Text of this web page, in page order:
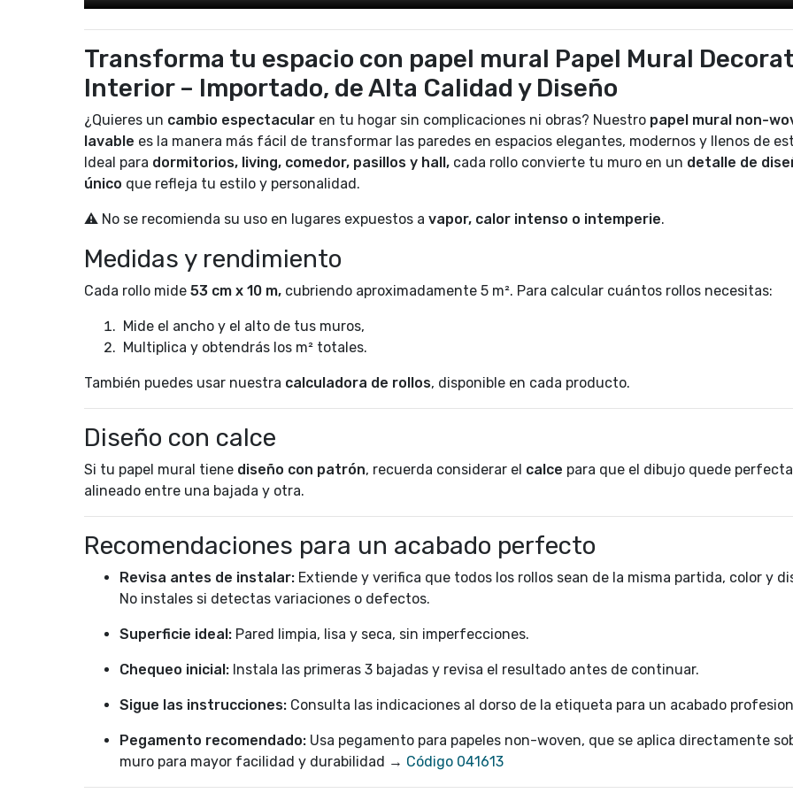
Transforma tu espacio con papel mural Papel Mural
Interior – Importado, de Alta Calidad y Diseño
¿Quieres un cambio espectacular en tu hogar sin complicaciones ni obras? Nuestro papel mural non-
lavable es la manera más fácil de transformar las paredes en espacios elegantes, modernos y llenos de
Ideal para dormitorios, living, comedor, pasillos y hall, cada rollo convierte tu muro en un detalle de
único que refleja tu estilo y personalidad.
⚠️ No se recomienda su uso en lugares expuestos a vapor, calor intenso o intemperie.
Medidas y rendimiento
Cada rollo mide 53 cm x 10 m, cubriendo aproximadamente 5 m². Para calcular cuántos rollos necesitas:
Mide el ancho y el alto de tus muros,
Multiplica y obtendrás los m² totales.
También puedes usar nuestra calculadora de rollos, disponible en cada producto.
Diseño con calce
Si tu papel mural tiene diseño con patrón, recuerda considerar el calce para que el dibujo quede
alineado entre una bajada y otra.
Recomendaciones para un acabado perfecto
Revisa antes de instalar: Extiende y verifica que todos los rollos sean de la misma partida, color y
No instales si detectas variaciones o defectos.
Superficie ideal: Pared limpia, lisa y seca, sin imperfecciones.
Chequeo inicial: Instala las primeras 3 bajadas y revisa el resultado antes de continuar.
Sigue las instrucciones: Consulta las indicaciones al dorso de la etiqueta para un acabado
Pegamento recomendado: Usa pegamento para papeles non-woven, que se aplica directamente
muro para mayor facilidad y durabilidad → Código 041613